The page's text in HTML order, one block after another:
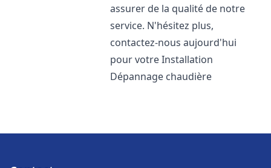
assurer de la qualité de notre
service. N'hésitez plus,
contactez-nous aujourd'hui
pour votre Installation
Dépannage chaudière